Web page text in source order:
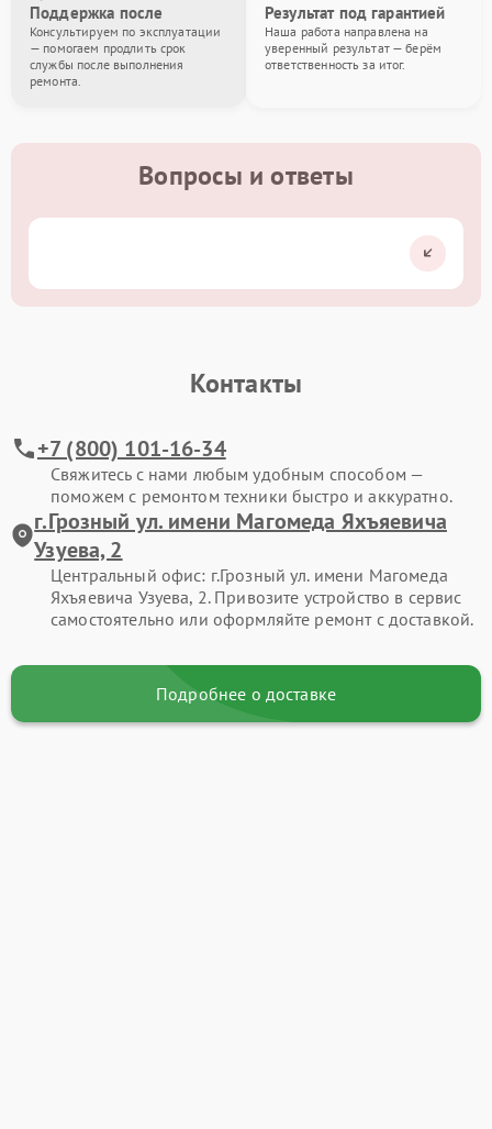
Поддержка после
Консультируем по эксплуатации
— помогаем продлить срок
службы после выполнения
ремонта.
Результат под гарантией
Наша работа направлена на
уверенный результат — берём
ответственность за итог.
Вопросы и ответы
Контакты
+7 (800) 101-16-34
Свяжитесь с нами любым удобным способом —
поможем с ремонтом техники быстро и аккуратно.
г.Грозный ул. имени Магомеда Яхъяевича
Узуева, 2
Центральный офис: г.Грозный ул. имени Магомеда
Яхъяевича Узуева, 2. Привозите устройство в сервис
самостоятельно или оформляйте ремонт с доставкой.
Подробнее о доставке